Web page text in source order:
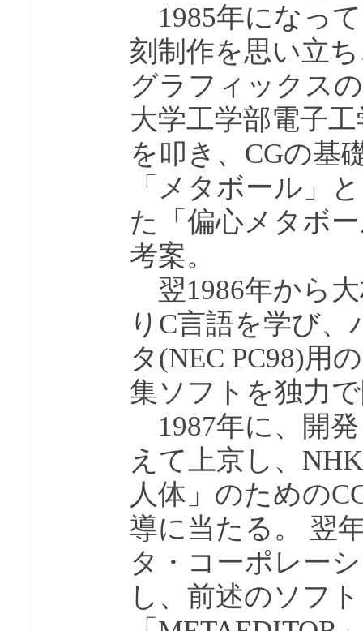
1985年になっ
刻制作を思い立
グラフィックス
大学工学部電子
を叩き、CGの基
「メタボール」
た「偏心メタボ
考案。
翌1986年から
りC言語を学び
タ(NEC PC98)用
集ソフトを独力
1987年に、開
えて上京し、
人体」のための
導に当たる。 翌
タ・コーポレー
し、前述のソフ